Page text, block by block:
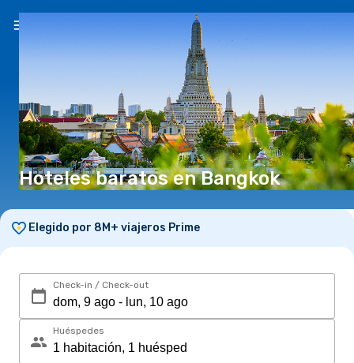
Hoteles baratos en Bangkok
Elegido por 8M+ viajeros Prime
Check-in / Check-out
Huéspedes